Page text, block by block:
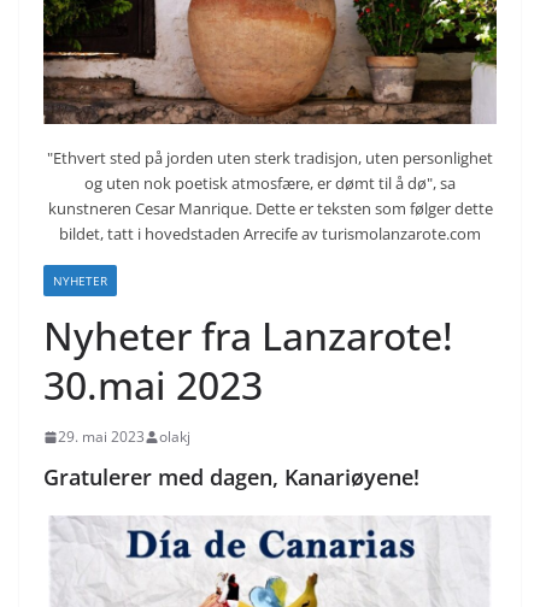
"Ethvert sted på jorden uten sterk tradisjon, uten personlighet
og uten nok poetisk atmosfære, er dømt til å dø", sa
kunstneren Cesar Manrique. Dette er teksten som følger dette
bildet, tatt i hovedstaden Arrecife av turismolanzarote.com
NYHETER
Nyheter fra Lanzarote!
30.mai 2023
29. mai 2023 olakj
Gratulerer med dagen, Kanariøyene!